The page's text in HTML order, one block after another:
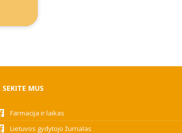
SEKITE MUS
Farmacija ir laikas
Lietuvos gydytojo žurnalas